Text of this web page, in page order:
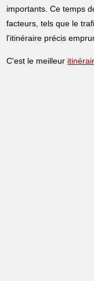
importants. Ce temps
facteurs, tels que le
l'itinéraire précis
C'est le meilleur